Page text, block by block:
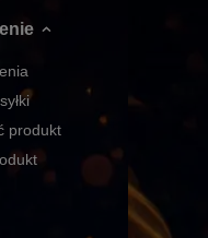
produkt